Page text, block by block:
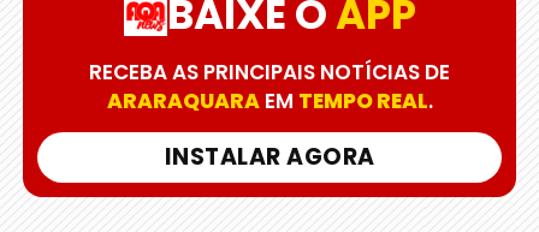
BAIXE OAPP
RECEBA AS PRINCIPAIS NOTÍCIAS DE
ARARAQUARAEM TEMPO REAL.
INSTALAR AGORA